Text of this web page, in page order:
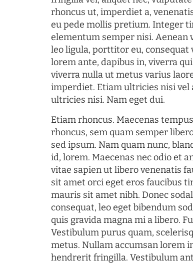
rhoncus ut, imperdiet a,
eu pede mollis pretium. Integer
elementum semper nisi.
leo ligula, porttitor eu, consequat
lorem ante, dapibus in, viverra
viverra nulla ut metus varius
imperdiet. Etiam ultricies nisi vel
ultricies nisi. Nam eget dui.
Etiam rhoncus. Maecenas
rhoncus, sem quam semper
sed ipsum. Nam quam nunc,
id, lorem. Maecenas nec odio et
vitae sapien ut libero venenatis
sit amet orci eget eros faucibus
mauris sit amet nibh. Donec
consequat, leo eget bibendum
quis gravida magna mi a libero.
Vestibulum purus quam,
metus. Nullam accumsan lorem
hendrerit fringilla. Vestibulum